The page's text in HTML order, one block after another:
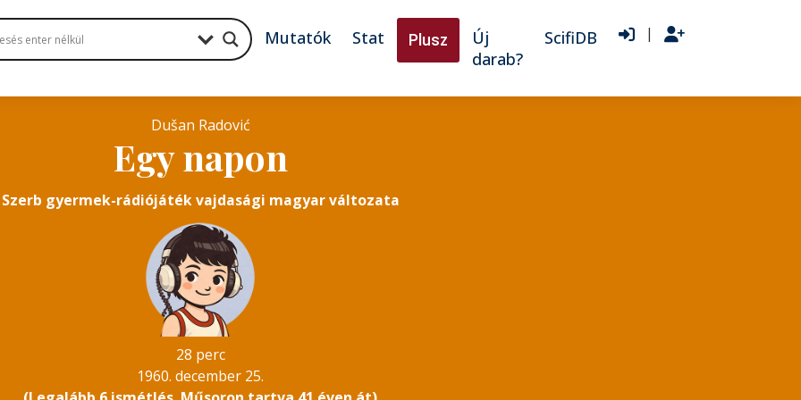
Mutatók Stat Plusz
Új
darab?
ScifiDB |
Dušan Radović
Egy napon
Szerb gyermek-rádiójáték vajdasági magyar változata
28 perc
1960. december 25.